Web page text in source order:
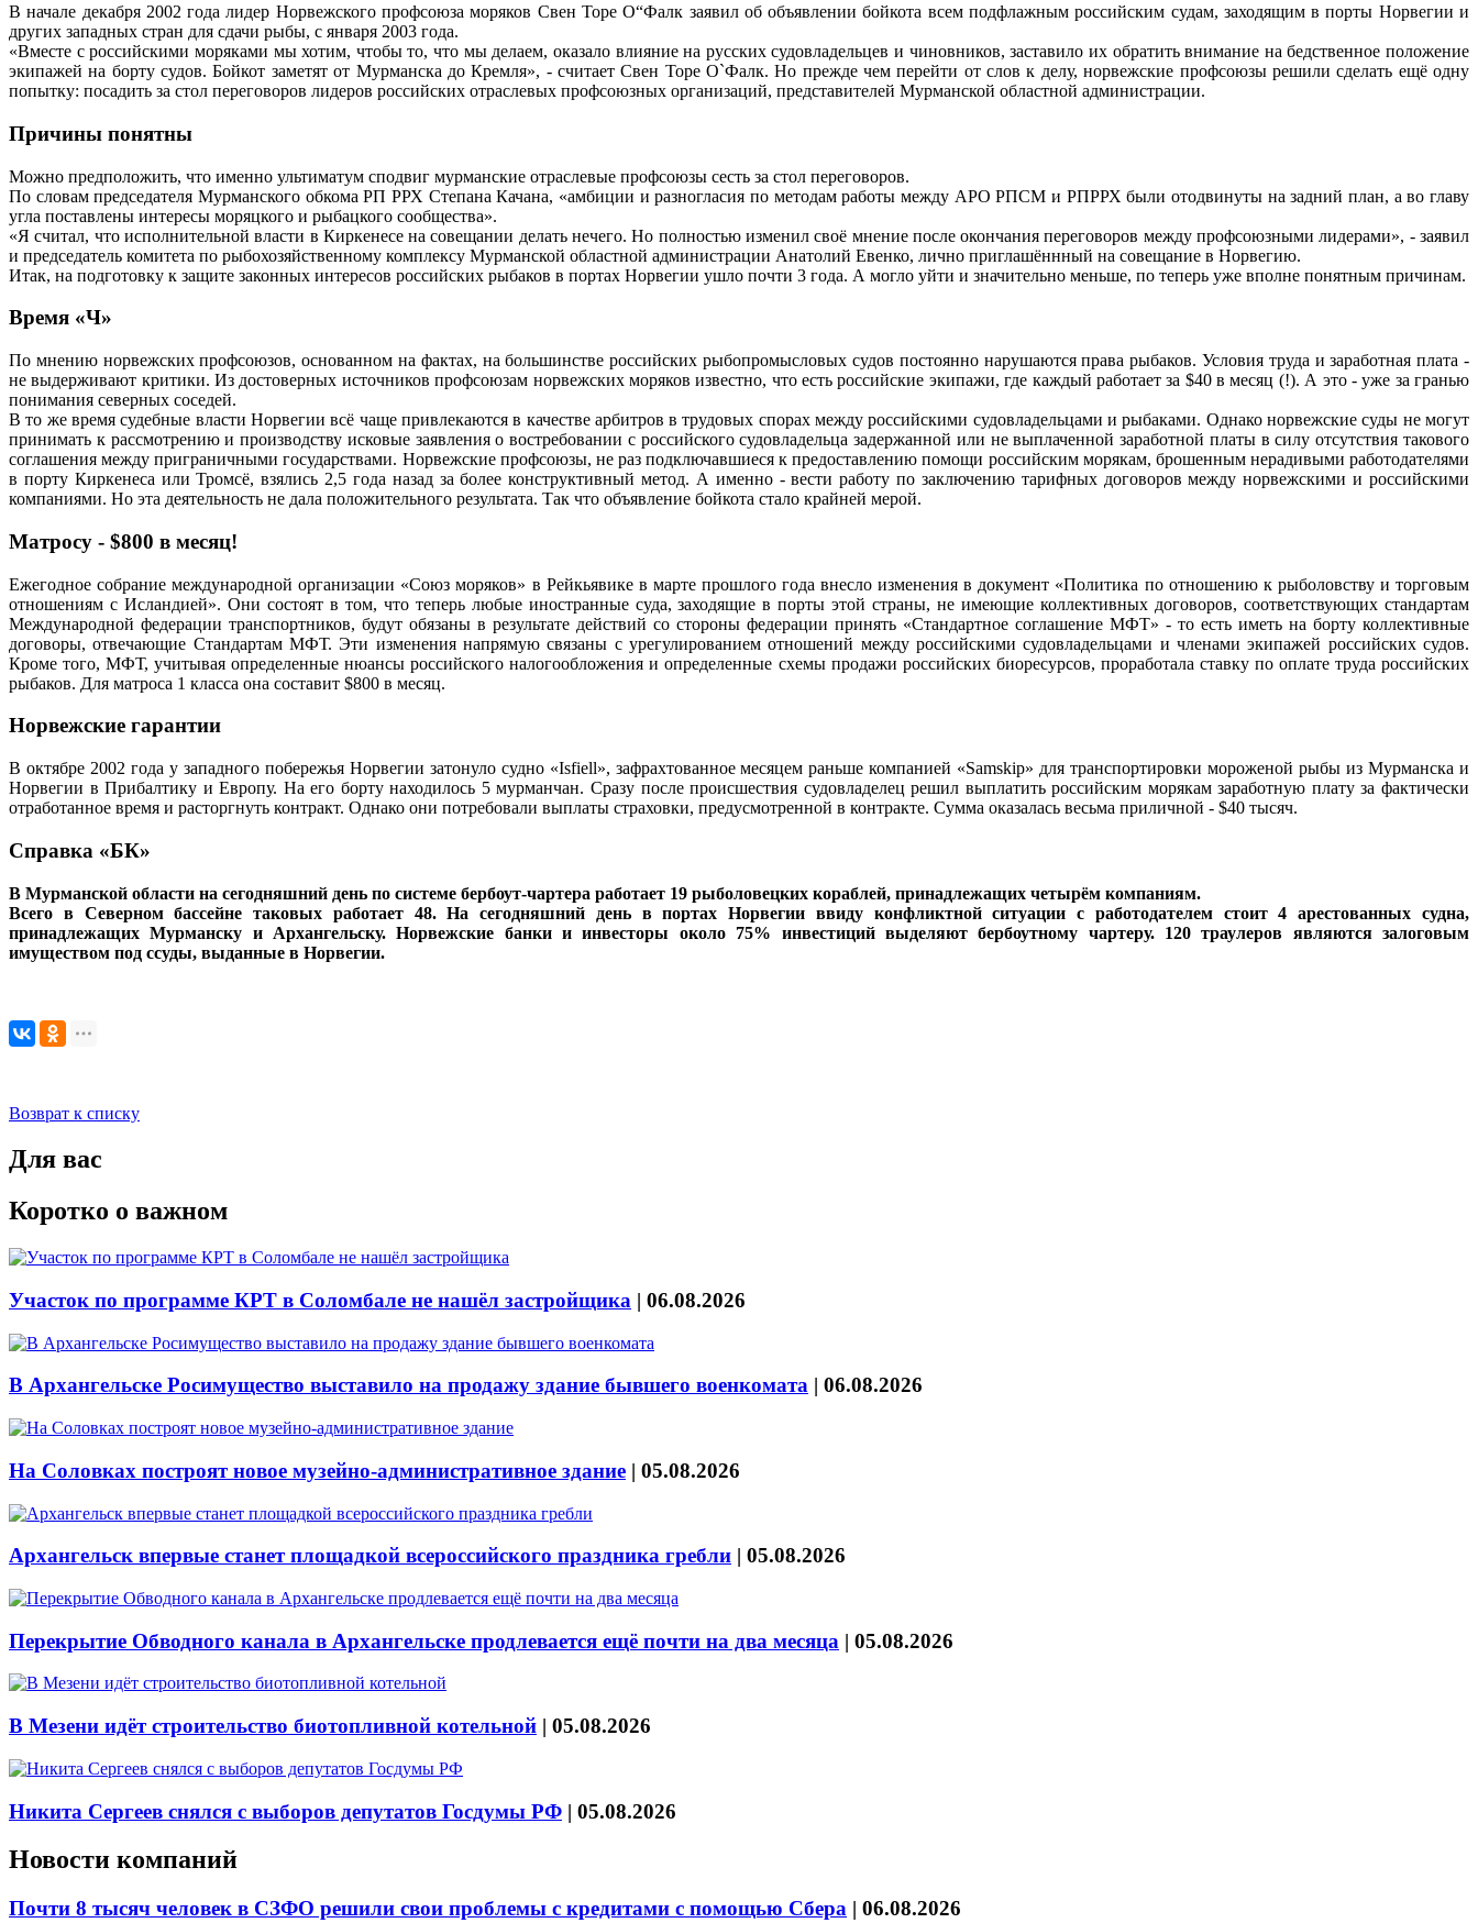
В начале декабря 2002 года лидер Норвежского профсоюза моряков Свен Торе О“Фалк заявил об объявлении бойкота всем подфлажным российским судам, заходящим в порты Норвегии и
других западных стран для сдачи рыбы, с января 2003 года.
«Вместе с российскими моряками мы хотим, чтобы то, что мы делаем, оказало влияние на русских судовладельцев и чиновников, заставило их обратить внимание на бедственное положение
экипажей на борту судов. Бойкот заметят от Мурманска до Кремля», - считает Свен Торе О`Фалк. Но прежде чем перейти от слов к делу, норвежские профсоюзы решили сделать ещё одну
попытку: посадить за стол переговоров лидеров российских отраслевых профсоюзных организаций, представителей Мурманской областной администрации.
Причины понятны
Можно предположить, что именно ультиматум сподвиг мурманские отраслевые профсоюзы сесть за стол переговоров.
По словам председателя Мурманского обкома РП РРХ Степана Качана, «амбиции и разногласия по методам работы между АРО РПСМ и РПРРХ были отодвинуты на задний план, а во главу
угла поставлены интересы моряцкого и рыбацкого сообщества».
«Я считал, что исполнительной власти в Киркенесе на совещании делать нечего. Но полностью изменил своё мнение после окончания переговоров между профсоюзными лидерами», - заявил
и председатель комитета по рыбохозяйственному комплексу Мурманской областной администрации Анатолий Евенко, лично приглашённный на совещание в Норвегию.
Итак, на подготовку к защите законных интересов российских рыбаков в портах Норвегии ушло почти 3 года. А могло уйти и значительно меньше, по теперь уже вполне понятным причинам.
Время «Ч»
По мнению норвежских профсоюзов, основанном на фактах, на большинстве российских рыбопромысловых судов постоянно нарушаются права рыбаков. Условия труда и заработная плата -
не выдерживают критики. Из достоверных источников профсоюзам норвежских моряков известно, что есть российские экипажи, где каждый работает за $40 в месяц (!). А это - уже за гранью
понимания северных соседей.
В то же время судебные власти Норвегии всё чаще привлекаются в качестве арбитров в трудовых спорах между российскими судовладельцами и рыбаками. Однако норвежские суды не могут
принимать к рассмотрению и производству исковые заявления о востребовании с российского судовладельца задержанной или не выплаченной заработной платы в силу отсутствия такового
соглашения между приграничными государствами. Норвежские профсоюзы, не раз подключавшиеся к предоставлению помощи российским морякам, брошенным нерадивыми работодателями
в порту Киркенеса или Тромсё, взялись 2,5 года назад за более конструктивный метод. А именно - вести работу по заключению тарифных договоров между норвежскими и российскими
компаниями. Но эта деятельность не дала положительного результата. Так что объявление бойкота стало крайней мерой.
Матросу - $800 в месяц!
Ежегодное собрание международной организации «Союз моряков» в Рейкьявике в марте прошлого года внесло изменения в документ «Политика по отношению к рыболовству и торговым
отношениям с Исландией». Они состоят в том, что теперь любые иностранные суда, заходящие в порты этой страны, не имеющие коллективных договоров, соответствующих стандартам
Международной федерации транспортников, будут обязаны в результате действий со стороны федерации принять «Стандартное соглашение МФТ» - то есть иметь на борту коллективные
договоры, отвечающие Стандартам МФТ. Эти изменения напрямую связаны с урегулированием отношений между российскими судовладельцами и членами экипажей российских судов.
Кроме того, МФТ, учитывая определенные нюансы российского налогообложения и определенные схемы продажи российских биоресурсов, проработала ставку по оплате труда российских
рыбаков. Для матроса 1 класса она составит $800 в месяц.
Норвежские гарантии
В октябре 2002 года у западного побережья Норвегии затонуло судно «Isfiell», зафрахтованное месяцем раньше компанией «Samskip» для транспортировки мороженой рыбы из Мурманска и
Норвегии в Прибалтику и Европу. На его борту находилось 5 мурманчан. Сразу после происшествия судовладелец решил выплатить российским морякам заработную плату за фактически
отработанное время и расторгнуть контракт. Однако они потребовали выплаты страховки, предусмотренной в контракте. Сумма оказалась весьма приличной - $40 тысяч.
Справка «БК»
В Мурманской области на сегодняшний день по системе бербоут-чартера работает 19 рыболовецких кораблей, принадлежащих четырём компаниям.
Всего в Северном бассейне таковых работает 48. На сегодняшний день в портах Норвегии ввиду конфликтной ситуации с работодателем стоит 4 арестованных судна,
принадлежащих Мурманску и Архангельску. Норвежские банки и инвесторы около 75% инвестиций выделяют бербоутному чартеру. 120 траулеров являются залоговым
имуществом под ссуды, выданные в Норвегии.
Возврат к списку
Для вас
Коротко о важном
Участок по программе КРТ в Соломбале не нашёл застройщика | 06.08.2026
В Архангельске Росимущество выставило на продажу здание бывшего военкомата | 06.08.2026
На Соловках построят новое музейно-административное здание | 05.08.2026
Архангельск впервые станет площадкой всероссийского праздника гребли | 05.08.2026
Перекрытие Обводного канала в Архангельске продлевается ещё почти на два месяца | 05.08.2026
В Мезени идёт строительство биотопливной котельной | 05.08.2026
Никита Сергеев снялся с выборов депутатов Госдумы РФ | 05.08.2026
Новости компаний
Почти 8 тысяч человек в СЗФО решили свои проблемы с кредитами с помощью Сбера | 06.08.2026